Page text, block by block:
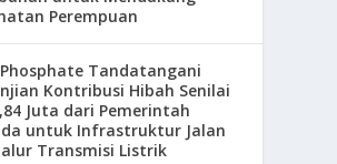
Perempuan
Tandatangani
Kontribusi Hibah Senilai
Juta dari Pemerintah
untuk Infrastruktur Jalan
Transmisi Listrik